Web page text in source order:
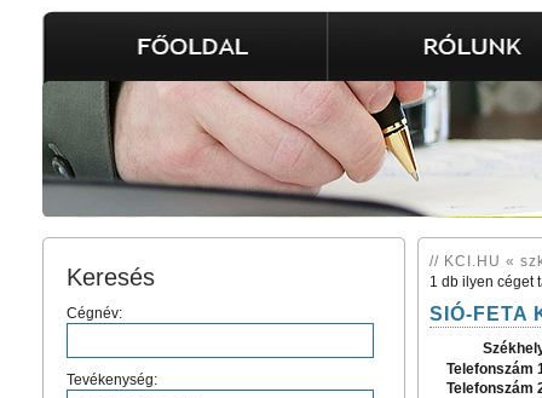
Keresés
Cégnév:
Tevékenység:
// KCI.HU «
1 db ilyen céget
SIÓ-FETA
Telefonszám
Telefonszám